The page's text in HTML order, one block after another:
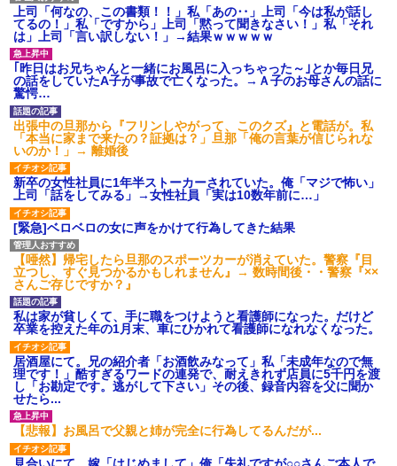
後続車にクラクションを鳴ら
され彼氏が逆切れ。「何クラク
ション鳴らしてんだ！降りてこ
いよ！」と怒鳴りだし...
【衝撃】報酬100万円超の治験
募集がこちらｗｗｗｗｗ(※画像
あり)
【ネット騒然】惨殺されたタ
ワマン頂き女子のこの動画、す
げえええええｗｗｗｗｗｗｗｗ
ｗｗｗ
【愕然】白のクラウン俺氏、
高速道路左車線を制限速度で走
った結果wwwwwwwwwwww
百年の恋12-899 食べた量を
張り合ってくる
【悲報】佐藤輝明・・・２軍
でも盛大にやらかす←あまり悲
しませないでくれ
上司「何なの、この書類！！」私「あの‥」上司「今は私が話し
てるの！」私「ですから」上司「黙って聞きなさい！」私「それ
は」上司「言い訳しない！」→結果ｗｗｗｗｗ
｢昨日はお兄ちゃんと一緒にお風呂に入っちゃった～｣とか毎日兄
の話をしていたA子が事故で亡くなった。→Ａ子のお母さんの話に
驚愕…
出張中の旦那から『フリンしやがって、このクズ』と電話が。私
「本当に家まで来たの？証拠は？」旦那「俺の言葉が信じられな
いのか！」→ 離婚後
新卒の女性社員に1年半ストーカーされていた。俺「マジで怖い」
上司「話をしてみる」→女性社員「実は10数年前に…」
[緊急]ベロベロの女に声をかけて行為してきた結果
【唖然】帰宅したら旦那のスポーツカーが消えていた。警察『目
立つし、すぐ見つかるかもしれません』→ 数時間後・・警察『××
さんご存じですか？』
私は家が貧しくて、手に職をつけようと看護師になった。だけど
卒業を控えた年の1月末、車にひかれて看護師になれなくなった。
居酒屋にて。兄の紹介者「お酒飲みなって」私「未成年なので無
理です！」酷すぎるワードの連発で、耐えきれず店員に5千円を渡
し「お勘定です。逃がして下さい」その後、録音内容を父に聞か
せたら...
【悲報】お風呂で父親と姉が完全に行為してるんだが...
見合いにて。嫁「はじめまして」俺「失礼ですが○○さんご本人で